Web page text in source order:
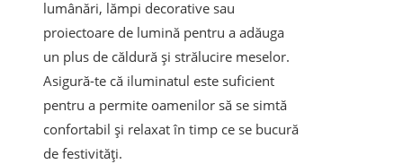
lumânări, lămpi decorative sau
proiectoare de lumină pentru a adăuga
un plus de căldură și strălucire meselor.
Asigură-te că iluminatul este suficient
pentru a permite oamenilor să se simtă
confortabil și relaxat în timp ce se bucură
de festivități.